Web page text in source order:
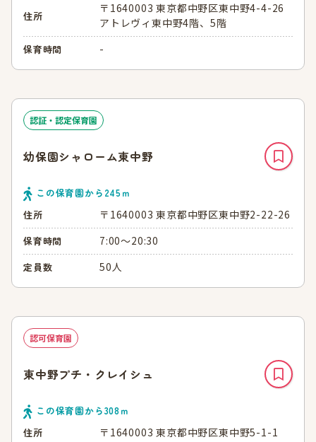
住所
〒1640003 東京都中野区東中野4-4-26
アトレヴィ東中野4階、5階
保育時間 -
認証・認定保育園
幼保園シャローム東中野
この保育園から 245ｍ
住所
〒1640003 東京都中野区東中野2-22-26
保育時間 7:00～20:30
定員数 50人
認可保育園
東中野プチ・クレイシュ
この保育園から308ｍ
住所
〒1640003 東京都中野区東中野5-1-1